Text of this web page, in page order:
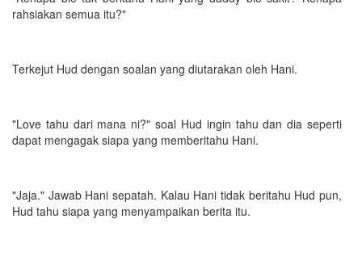
rahsiakan semua itu?"
Terkejut Hud dengan soalan yang diutarakan oleh Hani.
"Love tahu dari mana ni?" soal Hud ingin tahu dan dia seperti
dapat mengagak siapa yang memberitahu Hani.
"Jaja." Jawab Hani sepatah. Kalau Hani tidak beritahu Hud pun,
Hud tahu siapa yang menyampaikan berita itu.